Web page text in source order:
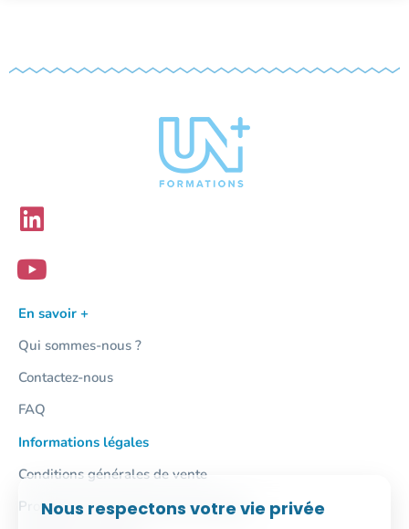
En savoir +
Qui sommes-nous ?
Contactez-nous
FAQ
Informations légales
Conditions générales de vente
Protection des données personnelles
Nous respectons votre vie privée